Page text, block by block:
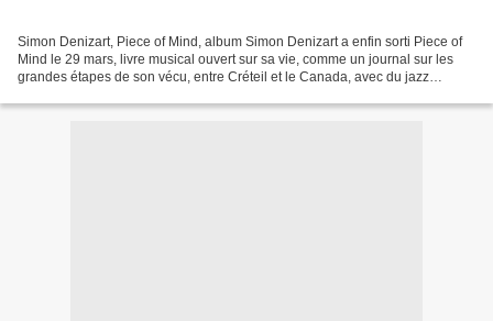
Simon Denizart, Piece of Mind, album Simon Denizart a enfin sorti Piece of
Mind le 29 mars, livre musical ouvert sur sa vie, comme un journal sur les
grandes étapes de son vécu, entre Créteil et le Canada, avec du jazz